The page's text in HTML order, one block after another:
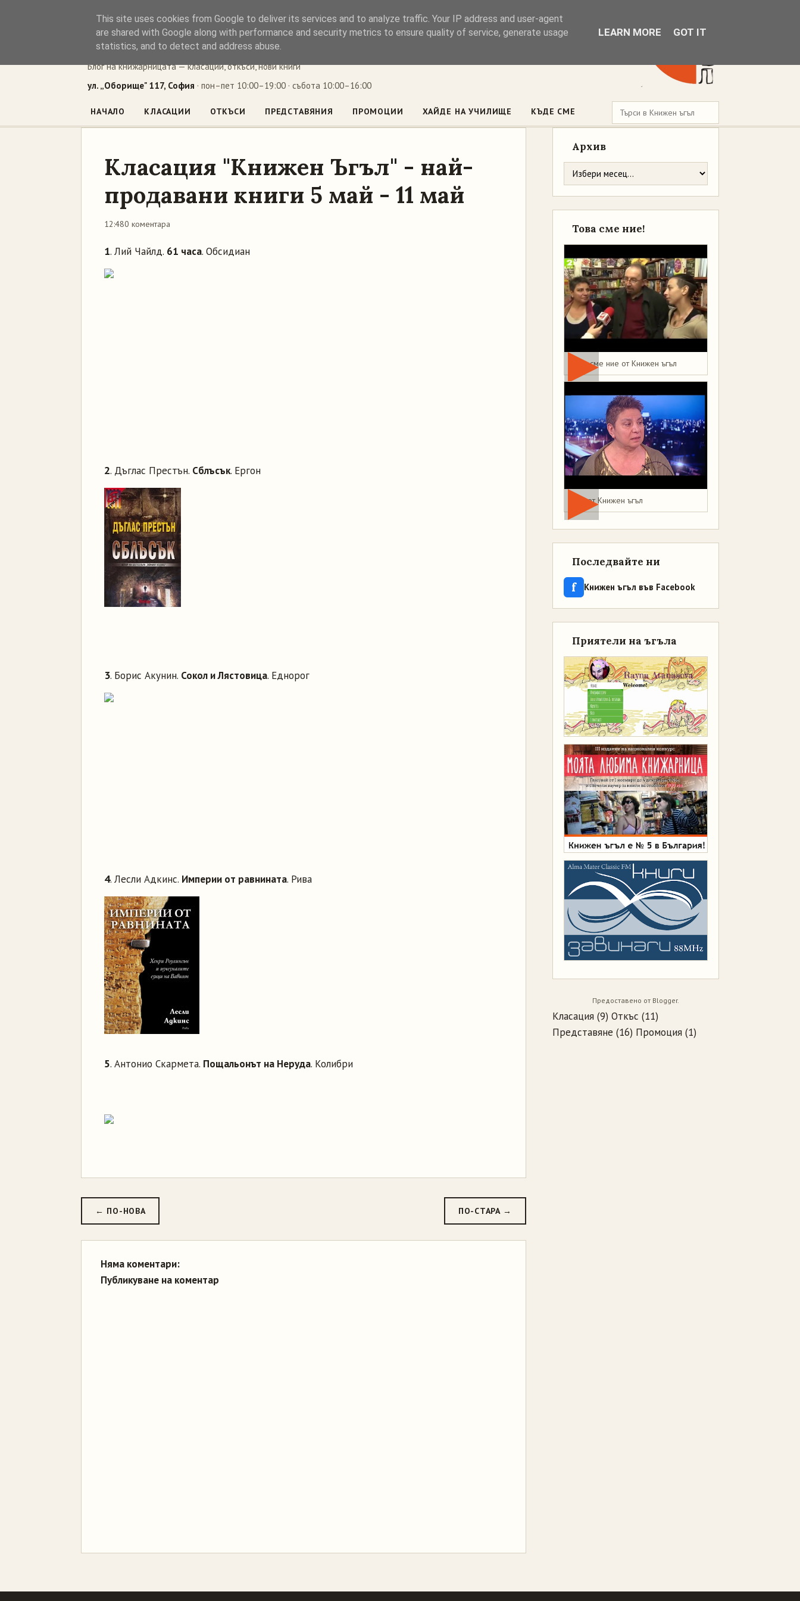
Книжен ъгъл
Блог на книжарницата — класации, откъси, нови книги
ул. „Оборище" 117, София · пон–пет 10:00–19:00 · събота 10:00–16:00
НАЧАЛО КЛАСАЦИИ ОТКЪСИ ПРЕДСТАВЯНИЯ ПРОМОЦИИ ХАЙДЕ НА УЧИЛИЩЕ КЪДЕ СМЕ
Класация "Книжен Ъгъл" - най-
продавани книги 5 май - 11 май
12:480 коментара
1. Лий Чайлд. 61 часа. Обсидиан
2. Дъглас Престън. Сблъсък. Ергон
3. Борис Акунин. Сокол и Лястовица. Еднорог
4. Лесли Адкинс. Империи от равнината. Рива
5. Антонио Скармета. Пощальонът на Неруда. Колибри
← ПО-НОВА ПО-СТАРА →
Няма коментари:
Публикуване на коментар
Архив
Това сме ние!
Това сме ние от Книжен ъгъл
Мая от Книжен ъгъл
Последвайте ни
f Книжен ъгъл във Facebook
Приятели на ъгъла
Предоставено от Blogger.
Класация (9) Откъс (11)
Представяне (16) Промоция (1)
This site uses cookies from Google to deliver its services and to analyze traffic. Your IP address and user-agent
are shared with Google along with performance and security metrics to ensure quality of service, generate usage
statistics, and to detect and address abuse.
LEARN MORE GOT IT